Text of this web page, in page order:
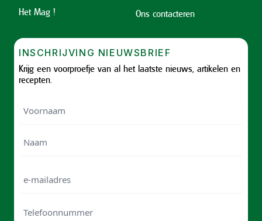
Het Mag !
Ons contacteren
INSCHRIJVING NIEUWSBRIEF
Krijg een voorproefje van al het laatste nieuws, artikelen en
recepten.
mailadres